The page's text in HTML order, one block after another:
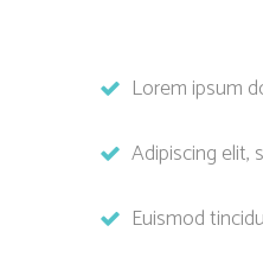
Lorem ipsum
Adipiscing elit,
Euismod